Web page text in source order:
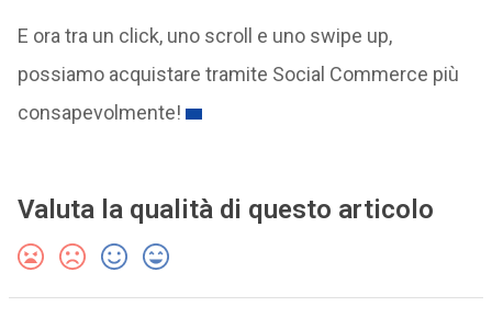
E ora tra un click, uno scroll e uno swipe up,
possiamo acquistare tramite Social Commerce più
consapevolmente!
Valuta la qualità di questo articolo